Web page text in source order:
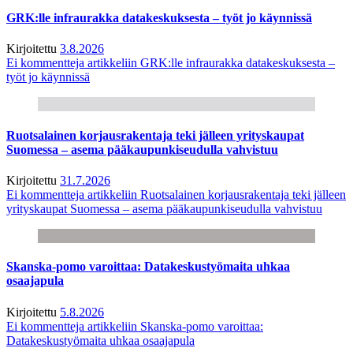
GRK:lle infraurakka datakeskuksesta – työt jo käynnissä
Kirjoitettu 3.8.2026
Ei kommentteja artikkeliin GRK:lle infraurakka datakeskuksesta –
työt jo käynnissä
Ruotsalainen korjausrakentaja teki jälleen yrityskaupat
Suomessa – asema pääkaupunkiseudulla vahvistuu
Kirjoitettu 31.7.2026
Ei kommentteja artikkeliin Ruotsalainen korjausrakentaja teki jälleen
yrityskaupat Suomessa – asema pääkaupunkiseudulla vahvistuu
Skanska-pomo varoittaa: Datakeskustyömaita uhkaa
osaajapula
Kirjoitettu 5.8.2026
Ei kommentteja artikkeliin Skanska-pomo varoittaa:
Datakeskustyömaita uhkaa osaajapula